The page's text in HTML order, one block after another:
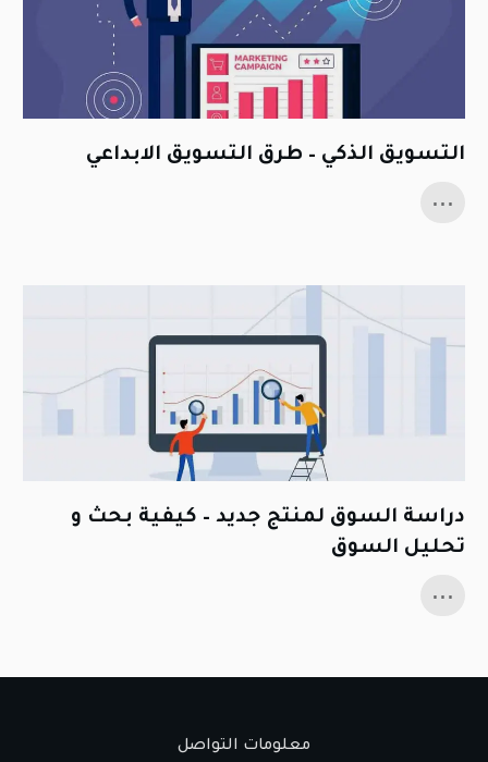
التسويق الذكي – طرق التسويق الابداعي
...
دراسة السوق لمنتج جديد – كيفية بحث و
تحليل السوق
...
معلومات التواصل